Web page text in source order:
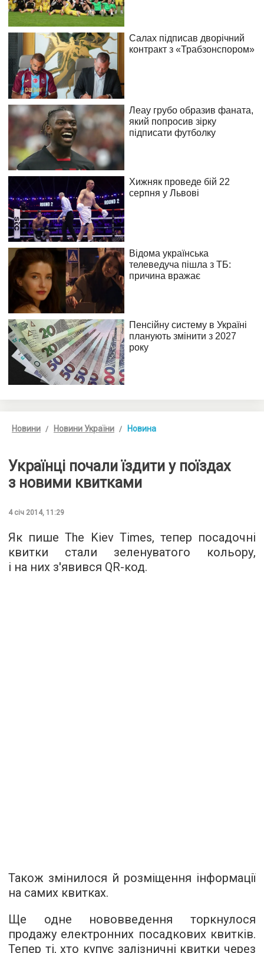
Новини Новини України Новина
Українці почали їздити у поїздах
з новими квитками
4 січ 2014, 11:29
Як пише The Kiev Times, тепер посадочні
квитки стали зеленуватого кольору,
і на них з'явився QR-код.
Також змінилося й розміщення інформації
на самих квитках.
Ще одне нововведення торкнулося
продажу електронних посадкових квитків.
Тепер ті, хто купує залізничні квитки через